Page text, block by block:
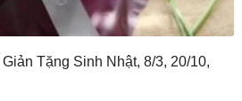
Tặng Sinh Nhật, 8/3, 20/10,